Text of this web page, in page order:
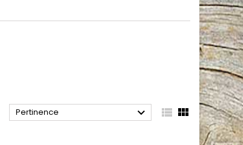
Pertinence   